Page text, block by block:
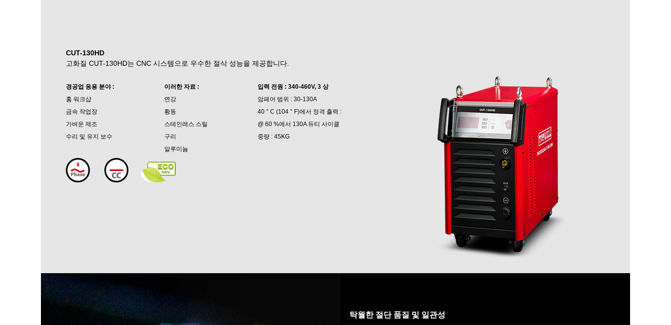
CUT-130HD
고화질 CUT-130HD는 CNC 시스템으로 우수한 절삭 성능을 제공합니다.
경공업 응용 분야 :
홈 워크샵
금속 작업장
가벼운 제조
수리 및 유지 보수
이러한 자료 :
연강
황동
스테인레스 스틸
구리
알루미늄
입력 전원 : 340-460V, 3 상
암페어 범위 : 30-130A
40 ° C (104 ° F)에서 정격 출력 :
@ 60 %에서 130A 듀티 사이클
중량 : 45KG
탁월한 절단 품질 및 일관성